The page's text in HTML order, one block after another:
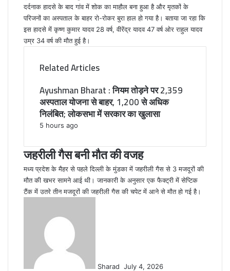
दर्दनाक हादसे के बाद गांव में शोक का माहौल बना हुआ है और मृतकों के
परिजनों का अस्पताल के बाहर रो-रोकर बुरा हाल हो गया है। बताया जा रहा कि
इस हादसे में कृष्ण कुमार यादव 28 वर्ष, वीरेंद्र यादव 47 वर्ष ओर राहुल यादव
उम्र 34 वर्ष की मौत हुई है।
Related Articles
Ayushman Bharat : नियम तोड़ने पर 2,359
अस्पताल योजना से बाहर, 1,200 से अधिक
निलंबित; लोकसभा में सरकार का खुलासा
5 hours ago
जहरीली गैस बनी मौत की वजह
मध्य प्रदेश के मैहर से पहले दिल्ली के मुंडका में जहरीली गैस से 3 मजदूरों की
मौत की खभर सामने आई थी। जानकारी के अनुसार एक फैक्ट्री में सेप्टिक
टैंक में उतरे तीन मजदूरों की जहरीली गैस की चपेट में आने से मौत हो गई है।
Sharad July 4, 2026